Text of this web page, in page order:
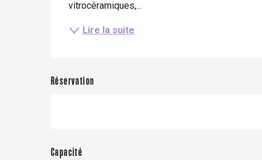
vitrocéramiques,...
Lire la suite
Réservation
Capacité